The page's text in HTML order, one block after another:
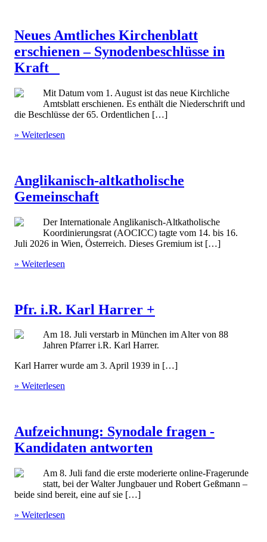
Neues Amtliches Kirchenblatt
erschienen – Synodenbeschlüsse in
Kraft
Mit Datum vom 1. August ist das neue Kirchliche
Amtsblatt erschienen. Es enthält die Niederschrift und
die Beschlüsse der 65. Ordentlichen […]
» Weiterlesen
Anglikanisch-altkatholische
Gemeinschaft
Der Internationale Anglikanisch-Altkatholische
Koordinierungsrat (AOCICC) tagte vom 14. bis 16.
Juli 2026 in Wien, Österreich. Dieses Gremium ist […]
» Weiterlesen
Pfr. i.R. Karl Harrer +
Am 18. Juli verstarb in München im Alter von 88
Jahren Pfarrer i.R. Karl Harrer.
Karl Harrer wurde am 3. April 1939 in […]
» Weiterlesen
Aufzeichnung: Synodale fragen -
Kandidaten antworten
Am 8. Juli fand die erste moderierte online-Fragerunde
statt, bei der Walter Jungbauer und Robert Geßmann –
beide sind bereit, eine auf sie […]
» Weiterlesen